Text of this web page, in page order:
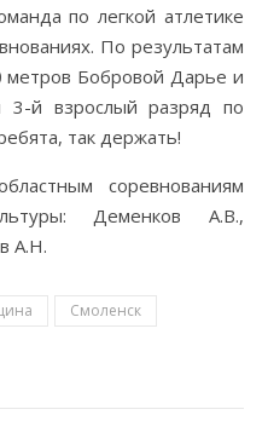
по легкой атлетике
По результатам
метров Бобровой Дарье и
3-й взрослый разряд по
так держать!
соревнованиям
Деменков А.В.,
А.Н.
Смоленск